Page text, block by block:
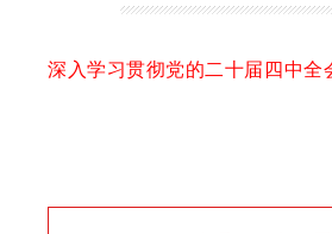
深入学习贯彻党的二十届四中全